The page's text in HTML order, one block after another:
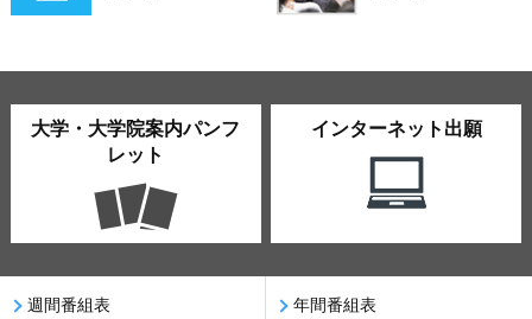
大学・大学院案内パンフ
レット
インターネット出願
週間番組表 年間番組表